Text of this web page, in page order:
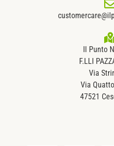
Il Punto
F.LLI
Via
Via
47521